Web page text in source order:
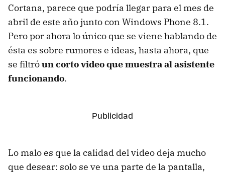
Cortana, parece que podría llegar para el mes de
abril de este año junto con Windows Phone 8.1.
Pero por ahora lo único que se viene hablando de
ésta es sobre rumores e ideas, hasta ahora, que
se filtróun corto video que muestra al asistente
funcionando.
Lo malo es que la calidad del video deja mucho
que desear: solo se ve una parte de la pantalla,